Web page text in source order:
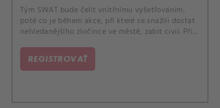
Tým SWAT bude čelit vnitřnímu vyšetřováním,
poté co je během akce, při které se snažili dostat
nehledanějšího zločince ve městě, zabit civil. Při
záležitostí zpochybňovat Hondovy vůdčí
schopnosti.
REGISTROVAŤ